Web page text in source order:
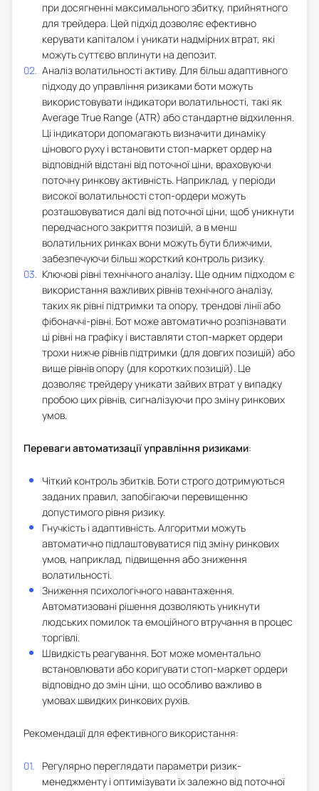
при досягненні максимального збитку, прийнятного
для трейдера. Цей підхід дозволяє ефективно
керувати капіталом і уникати надмірних втрат, які
можуть суттєво вплинути на депозит.
Аналіз волатильності активу. Для більш адаптивного
підходу до управління ризиками боти можуть
використовувати індикатори волатильності, такі як
Average True Range (ATR) або стандартне відхилення.
Ці індикатори допомагають визначити динаміку
цінового руху і встановити стоп-маркет ордер на
відповідній відстані від поточної ціни, враховуючи
поточну ринкову активність. Наприклад, у періоди
високої волатильності стоп-ордери можуть
розташовуватися далі від поточної ціни, щоб уникнути
передчасного закриття позицій, а в менш
волатильних ринках вони можуть бути ближчими,
забезпечуючи більш жорсткий контроль ризику.
Ключові рівні технічного аналізу. Ще одним підходом є
використання важливих рівнів технічного аналізу,
таких як рівні підтримки та опору, трендові лінії або
фібоначчі-рівні. Бот може автоматично розпізнавати
ці рівні на графіку і виставляти стоп-маркет ордери
трохи нижче рівнів підтримки (для довгих позицій) або
вище рівнів опору (для коротких позицій). Це
дозволяє трейдеру уникати зайвих втрат у випадку
пробою цих рівнів, сигналізуючи про зміну ринкових
умов.
Переваги автоматизації управління ризиками:
Чіткий контроль збитків. Боти строго дотримуються
заданих правил, запобігаючи перевищенню
допустимого рівня ризику.
Гнучкість і адаптивність. Алгоритми можуть
автоматично підлаштовуватися під зміну ринкових
умов, наприклад, підвищення або зниження
волатильності.
Зниження психологічного навантаження.
Автоматизовані рішення дозволяють уникнути
людських помилок та емоційного втручання в процес
торгівлі.
Швидкість реагування. Бот може моментально
встановлювати або коригувати стоп-маркет ордери
відповідно до змін ціни, що особливо важливо в
умовах швидких ринкових рухів.
Рекомендації для ефективного використання:
Регулярно переглядати параметри ризик-
менеджменту і оптимізувати їх залежно від поточної